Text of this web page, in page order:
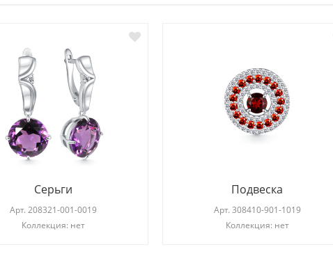
Серьги
Арт.208321-001-0019
Коллекция: нет
Подвеска
Арт. 308410-901-1019
Коллекция: нет